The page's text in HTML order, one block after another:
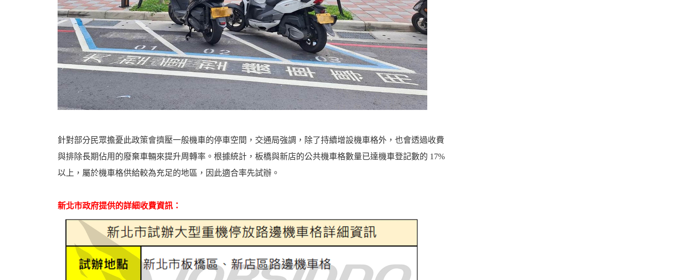
針對部分民眾擔憂此政策會擠壓一般機車的停車空間，交通局強調，除了持續增設機車格外，也會透過收費
與排除長期佔用的廢棄車輛來提升周轉率。根據統計，板橋與新店的公共機車格數量已達機車登記數的 17%
以上，屬於機車格供給較為充足的地區，因此適合率先試辦。
新北市政府提供的詳細收費資訊：